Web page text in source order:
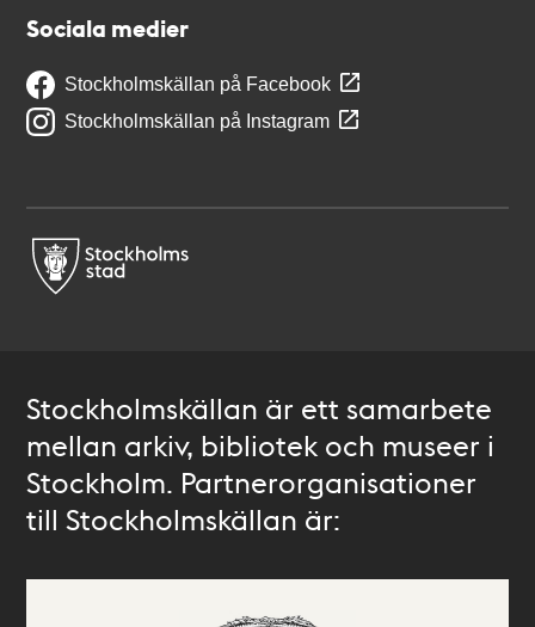
Sociala medier
Stockholmskällan på Facebook
Stockholmskällan på Instagram
Stockholmskällan är ett samarbete
mellan arkiv, bibliotek och museer i
Stockholm. Partnerorganisationer
till Stockholmskällan är: